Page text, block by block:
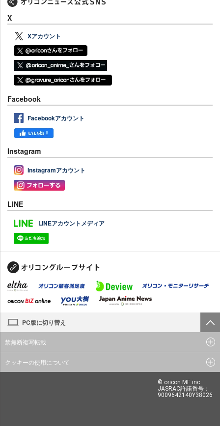
X
Xアカウント
Facebook
Facebookアカウント
Instagram
Instagramアカウント
LINE
LINEアカウントメディア
PC版に切り替え
禁無断複写転載
クッキーの使用について
© oricon ME inc.
JASRAC許諾番号：
9009642140Y38026